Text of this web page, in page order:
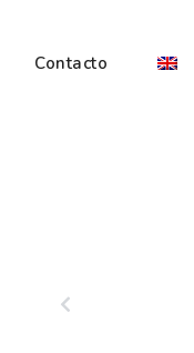
Contacto